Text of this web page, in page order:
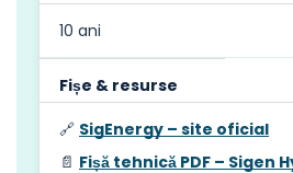
10 ani
Fișe & resurse
🔗 SigEnergy – site oficial
📄 Fișă tehnică PDF – Sigen